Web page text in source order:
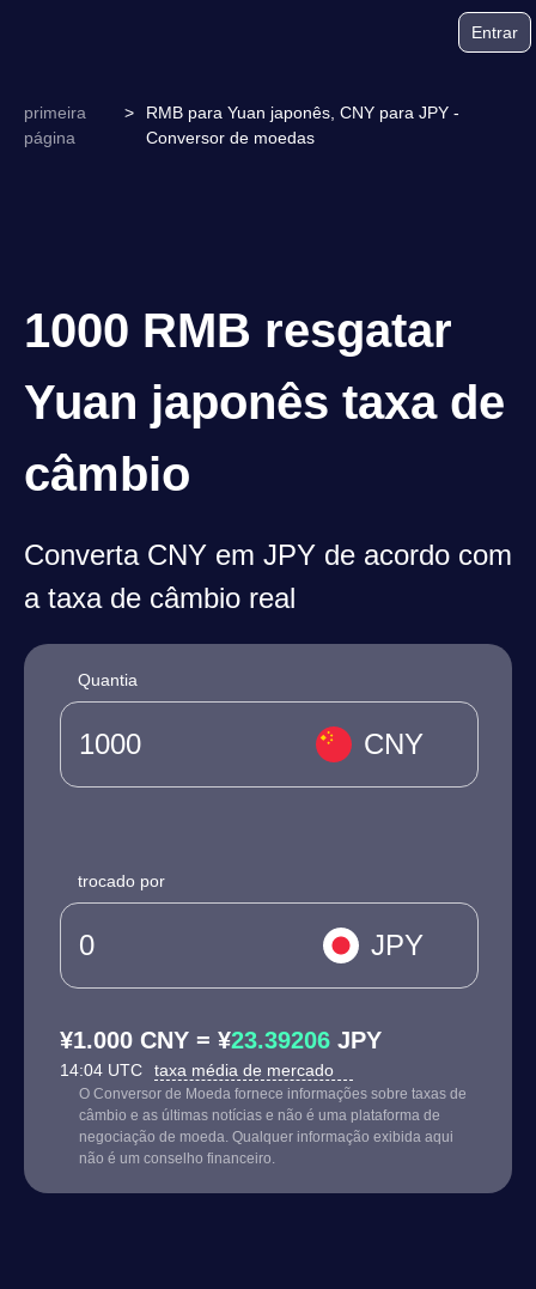
Entrar
primeira
página
>
RMB para Yuan japonês, CNY para JPY -
Conversor de moedas
1000 RMB resgatar
Yuan japonês taxa de
câmbio
Converta CNY em JPY de acordo com
a taxa de câmbio real
Quantia
CNY
trocado por
JPY
¥1.000 CNY = ¥23.39206 JPY
14:04 UTC taxa média de mercado
O Conversor de Moeda fornece informações sobre taxas de
câmbio e as últimas notícias e não é uma plataforma de
negociação de moeda. Qualquer informação exibida aqui
não é um conselho financeiro.